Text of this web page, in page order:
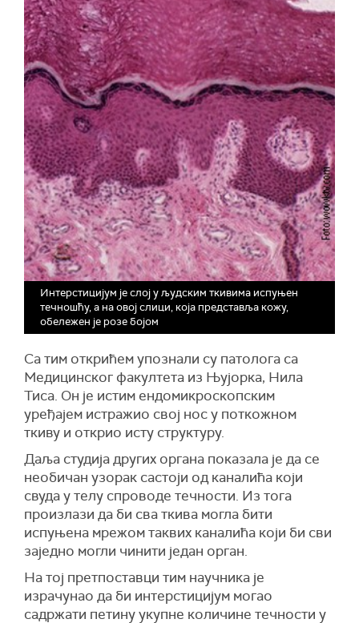
Интерстицијум је слој у људским ткивима испуњен
течношћу, а на овој слици, која представља кожу,
обележен је розе бојом
Са тим открићем упознали су патолога са
Медицинског факултета из Њујорка, Нила
Тиса. Он је истим ендомикроскопским
уређајем истражио свој нос у поткожном
ткиву и открио исту структуру.
Даља студија других органа показала је да се
необичан узорак састоји од каналића који
свуда у телу спроводе течности. Из тога
произлази да би сва ткива могла бити
испуњена мрежом таквих каналића који би сви
заједно могли чинити један орган.
На тој претпоставци тим научника је
израчунао да би интерстицијум могао
садржати петину укупне количине течности у